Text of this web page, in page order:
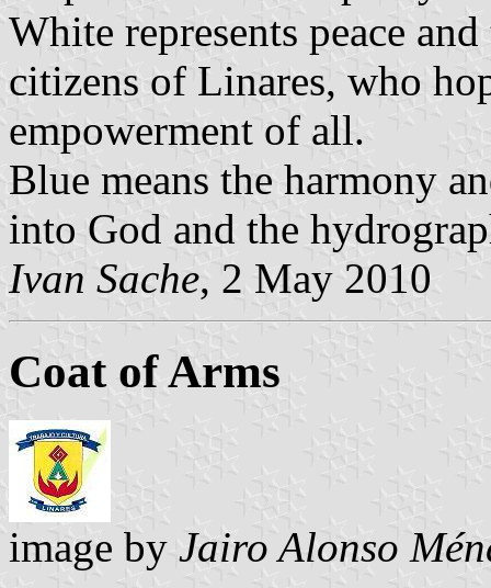
White represents peace
citizens of Linares, who
empowerment of all.
Blue means the harmony
into God and the
Ivan Sache, 2 May 2010
Coat of Arms
image by Jairo Alonso